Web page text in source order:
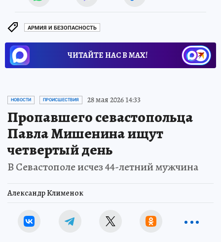
АРМИЯ И БЕЗОПАСНОСТЬ
ЧИТАЙТЕ НАС В МАХ!
НОВОСТИ ПРОИСШЕСТВИЯ 28 мая 2026 14:33
Пропавшего севастопольца
Павла Мишенина ищут
четвертый день
В Севастополе исчез 44-летний мужчина
Александр Клименок